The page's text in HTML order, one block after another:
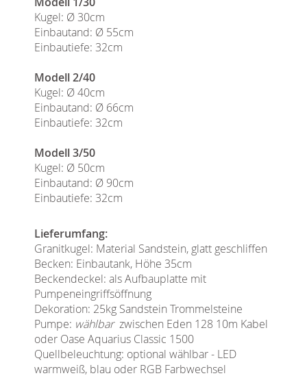
Kugel: Ø 30cm
Einbautand: Ø 55cm
Einbautiefe: 32cm
Modell 2/40
Kugel: Ø 40cm
Einbautand: Ø 66cm
Einbautiefe: 32cm
Modell 3/50
Kugel: Ø 50cm
Einbautand: Ø 90cm
Einbautiefe: 32cm
Lieferumfang:
Granitkugel: Material Sandstein, glatt geschliffen
Becken: Einbautank, Höhe 35cm
Beckendeckel: als Aufbauplatte mit
Pumpeneingriffsöffnung
Dekoration: 25kg Sandstein Trommelsteine
Pumpe: wählbarzwischen Eden 128 10m Kabel
oder Oase Aquarius Classic 1500
Quellbeleuchtung: optional wählbar - LED
warmweiß, blau oder RGB Farbwechsel